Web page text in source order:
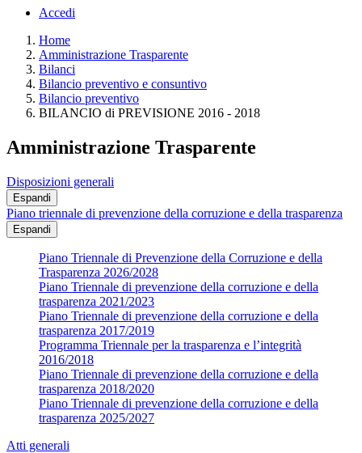
Accedi
Home
Amministrazione Trasparente
Bilanci
Bilancio preventivo e consuntivo
Bilancio preventivo
BILANCIO di PREVISIONE 2016 - 2018
Amministrazione Trasparente
Disposizioni generali
Espandi
Piano triennale di prevenzione della corruzione e della trasparenza
Espandi
Piano Triennale di Prevenzione della Corruzione e della
Trasparenza 2026/2028
Piano Triennale di prevenzione della corruzione e della
trasparenza 2021/2023
Piano Triennale di prevenzione della corruzione e della
trasparenza 2017/2019
Programma Triennale per la trasparenza e l’integrità
2016/2018
Piano Triennale di prevenzione della corruzione e della
trasparenza 2018/2020
Piano Triennale di prevenzione della corruzione e della
trasparenza 2025/2027
Atti generali